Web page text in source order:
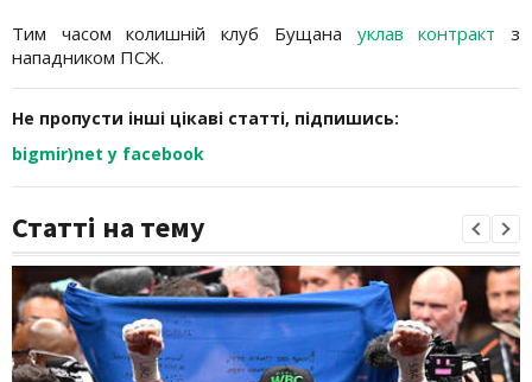
Тим часом колишній клуб Бущана уклав контрактз
нападником ПСЖ.
Не пропусти інші цікаві статті, підпишись:
bigmir)net у facebook
Статті на тему